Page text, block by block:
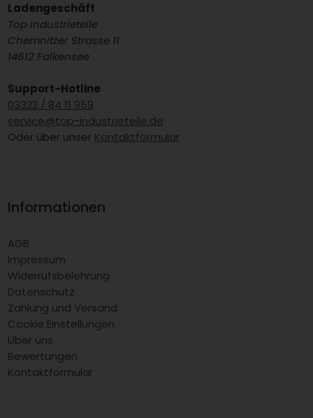
Ladengeschäft
Top Industrieteile
Chemnitzer Strasse 11
14612 Falkensee
Support-Hotline
03322 / 84 11 959
service@top-industrieteile.de
Oder über unser Kontaktformular
Informationen
AGB
Impressum
Widerrufsbelehrung
Datenschutz
Zahlung und Versand
Cookie Einstellungen
Über uns
Bewertungen
Kontaktformular